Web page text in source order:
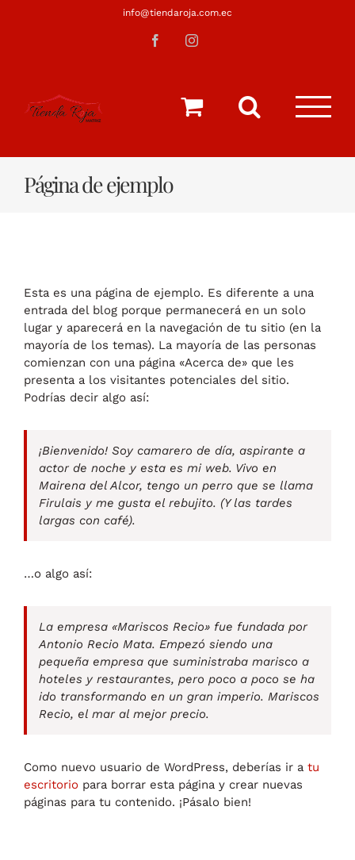
info@tiendaroja.com.ec
FacebookInstagram
Página de ejemplo
Esta es una página de ejemplo. Es diferente a una
entrada del blog porque permanecerá en un solo
lugar y aparecerá en la navegación de tu sitio (en la
mayoría de los temas). La mayoría de las personas
comienzan con una página «Acerca de» que les
presenta a los visitantes potenciales del sitio.
Podrías decir algo así:
¡Bienvenido! Soy camarero de día, aspirante a
actor de noche y esta es mi web. Vivo en
Mairena del Alcor, tengo un perro que se llama
Firulais y me gusta el rebujito. (Y las tardes
largas con café).
…o algo así:
La empresa «Mariscos Recio» fue fundada por
Antonio Recio Mata. Empezó siendo una
pequeña empresa que suministraba marisco a
hoteles y restaurantes, pero poco a poco se ha
ido transformando en un gran imperio. Mariscos
Recio, el mar al mejor precio.
Como nuevo usuario de WordPress, deberías ir a tu
escritorio para borrar esta página y crear nuevas
páginas para tu contenido. ¡Pásalo bien!